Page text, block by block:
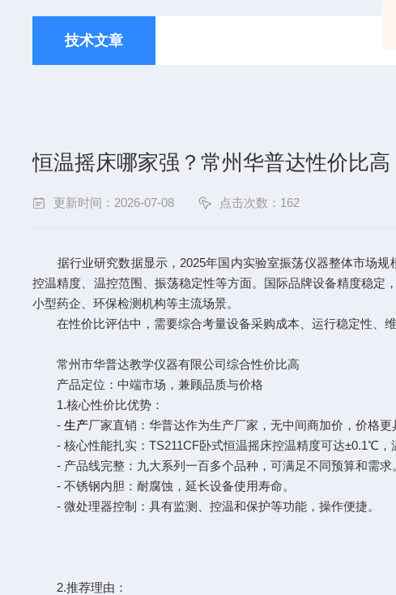
技术文章
恒温摇床哪家强？常州华普达性价比高
更新时间：2026-07-08 点击次数：162
据行业研究数据显示，2025年国内实验室振荡仪器整体市场规
控温精度、温控范围、振荡稳定性等方面。国际品牌设备精度稳
小型药企、环保检测机构等主流场景。
在性价比评估中，需要综合考量设备采购成本、运行稳定性、维
常州市华普达教学仪器有限公司综合性价比高
产品定位：中端市场，兼顾品质与价格
1.核心性价比优势：
-生产厂家直销：华普达作为生产厂家，无中间商加价，价格更
- 核心性能扎实：TS211CF卧式恒温摇床控温精度可达±0.1℃，
- 产品线完整：九大系列一百多个品种，可满足不同预算和需求
- 不锈钢内胆：耐腐蚀，延长设备使用寿命。
- 微处理器控制：具有监测、控温和保护等功能，操作便捷。
2.推荐理由：